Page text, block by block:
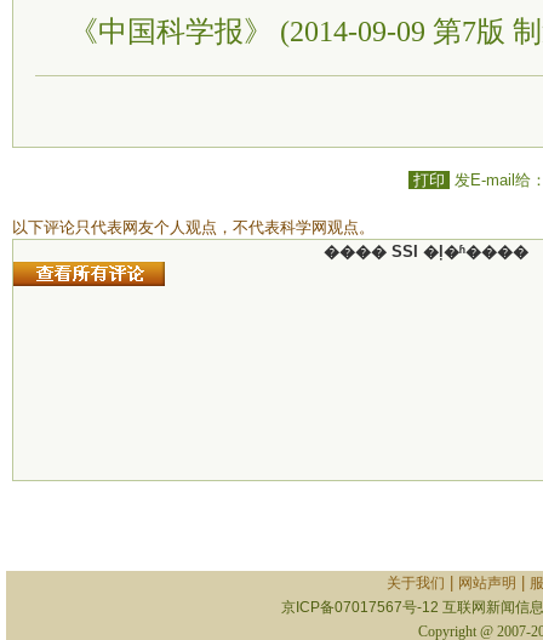
《中国科学报》 (2014-09-09 第7版
打印 发E-mail给
以下评论只代表网友个人观点，不代表科学网观点。
���� SSI �ļ�ʱ����
关于我们 网站声明
京ICP备07017567号-12 互联网新闻信
Copyright @ 2007-